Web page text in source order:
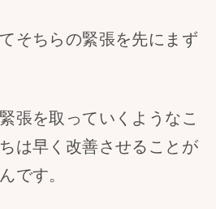
そちらの緊張を先にまず
張を取っていくようなこ
は早く改善させることが
です。